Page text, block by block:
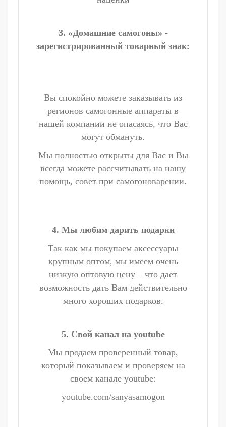
3. «Домашние самогоны» -
зарегистрированный товарный знак:
Вы спокойно можете заказывать из
регионов самогонные аппараты в
нашей компании не опасаясь, что Вас
могут обмануть.
Мы полностью открыты для Вас и Вы
всегда можете рассчитывать на нашу
помощь, совет при самогоноварении.
4. Мы любим дарить подарки
Так как мы покупаем аксессуары
крупным оптом, мы имеем очень
низкую оптовую цену – что дает
возможность дать Вам действительно
много хороших подарков.
5. Свой канал на youtube
Мы продаем проверенный товар,
который показываем и проверяем на
своем канале youtube:
youtube.com/sanyasamogon